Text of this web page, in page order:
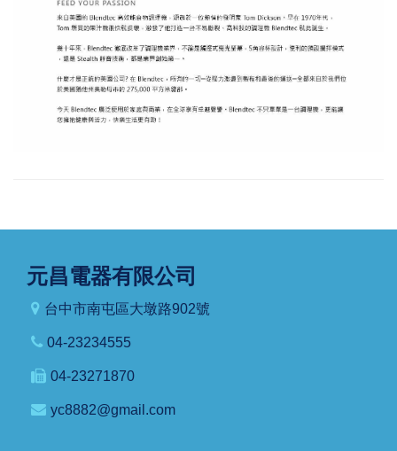
元昌電器有限公司
台中市南屯區大墩路902號
04-23234555
04-23271870
yc8882@gmail.com